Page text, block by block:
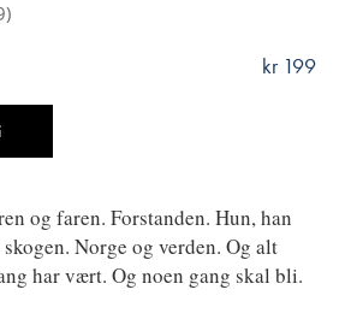
)
kr 199
og faren. Forstanden. Hun, han
Norge og verden. Og alt
har vært. Og noen gang skal bli.